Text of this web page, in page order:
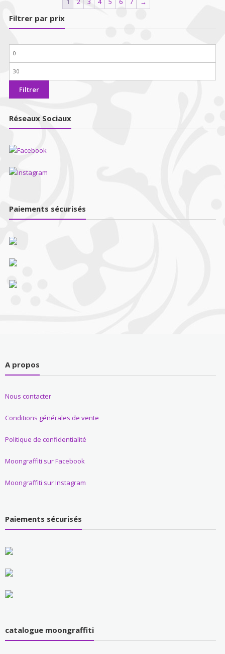
Filtrer par prix
Prix
min
Prix
max
Filtrer
Réseaux Sociaux
Paiements sécurisés
A propos
Nous contacter
Conditions générales de vente
Politique de confidentialité
Moongraffiti sur Facebook
Moongraffiti sur Instagram
Paiements sécurisés
catalogue moongraffiti